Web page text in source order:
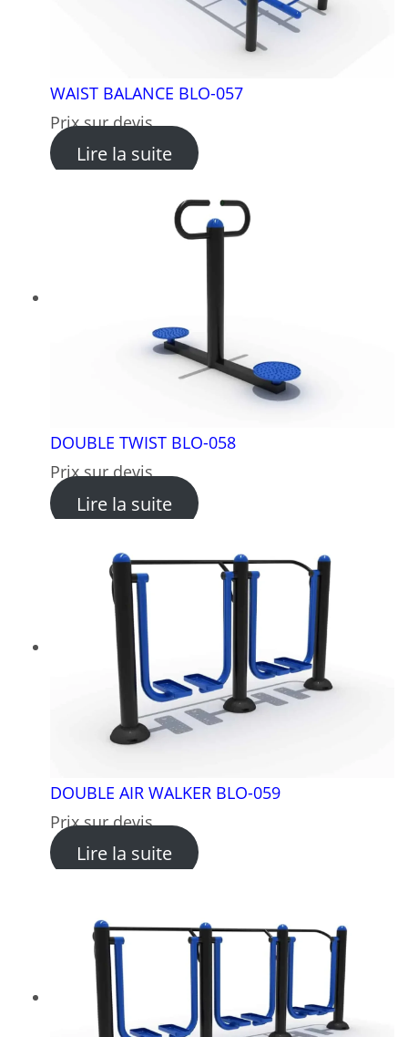
WAIST BALANCE BLO-057
Prix sur devis
Lire la suite: WAIST BALANCE BLO-057
DOUBLE TWIST BLO-058
Prix sur devis
Lire la suite: DOUBLE TWIST BLO-058
DOUBLE AIR WALKER BLO-059
Prix sur devis
Lire la suite: DOUBLE AIR WALKER